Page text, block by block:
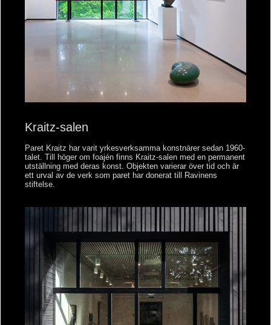
Kraitz-salen
Paret Kraitz har varit yrkesverksamma konstnärer sedan 1960-
talet. Till höger om foajén finns Kraitz-salen med en permanent
utställning med deras konst. Objekten varierar över tid och är
ett urval av de verk som paret har donerat till Ravinens
stiftelse.